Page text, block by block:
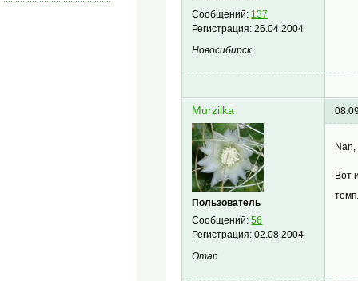
Сообщений: 137
Регистрация:26.04.2004
Новосибирск
Murzilka
Пользователь
Сообщений:56
Регистрация:02.08.2004
Oman
Nan,
Вот